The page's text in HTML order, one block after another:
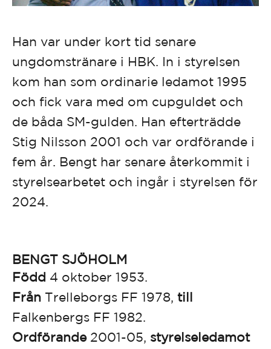
Han var under kort tid senare
ungdomstränare i HBK. In i styrelsen
kom han som ordinarie ledamot 1995
och fick vara med om cupguldet och
de båda SM-gulden. Han efterträdde
Stig Nilsson 2001 och var ordförande i
fem år. Bengt har senare återkommit i
styrelsearbetet och ingår i styrelsen för
2024.
BENGT SJÖHOLM
Född 4 oktober 1953.
Från Trelleborgs FF 1978, till
Falkenbergs FF 1982.
Ordförande2001-05, styrelseledamot